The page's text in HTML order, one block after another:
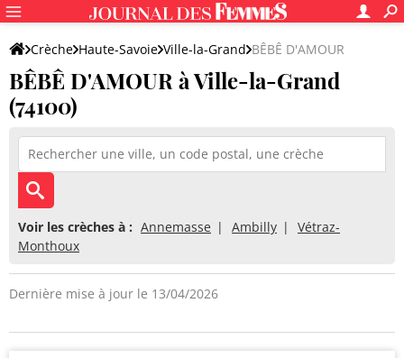
Crèche Haute-Savoie Ville-la-Grand BÊBÊ D'AMOUR
BÊBÊ D'AMOUR à Ville-la-Grand
(74100)
Voir les crèches à : Annemasse Ambilly
Vétraz-
Monthoux
Dernière mise à jour le 13/04/2026